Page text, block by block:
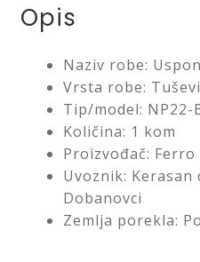
Opis
Naziv robe:
Vrsta robe: Tuševi
Tip/model: NP22-
Količina: 1 kom
Proizvođač: Ferro
Uvoznik: Kerasan
Dobanovci
Zemlja porekla: